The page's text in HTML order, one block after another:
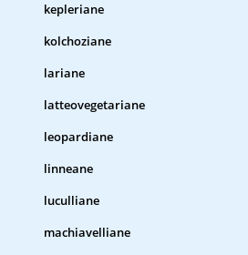
kepleriane
kolchoziane
lariane
latteovegetariane
leopardiane
linneane
luculliane
machiavelliane